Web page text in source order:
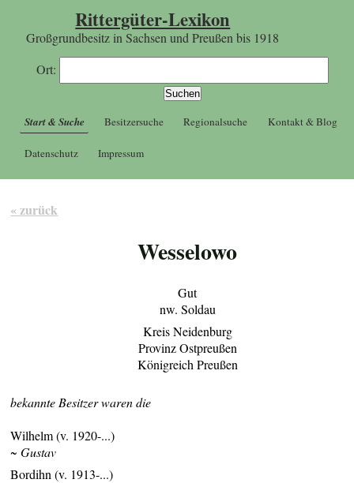
Rittergüter-Lexikon
Großgrundbesitz in Sachsen und Preußen bis 1918
Ort:
Start & Suche Besitzersuche Regionalsuche Kontakt & Blog
Datenschutz Impressum
« zurück
Wesselowo
Gut
nw. Soldau
Kreis Neidenburg
Provinz Ostpreußen
Königreich Preußen
bekannte Besitzer waren die
Wilhelm (v. 1920-...)
~ Gustav
Bordihn (v. 1913-...)